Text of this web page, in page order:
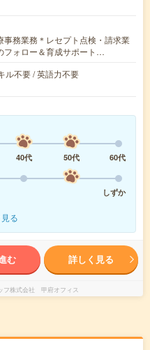
事務業務＊レセプト点検・請求業
フォロー＆育成サポート…
ル不要 / 英語力不要
40代 50代
60代
しずか
る
む 詳しく見る
フ株式会社 甲府オフィス